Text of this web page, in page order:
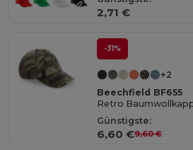
2,71 €
-31%
+2
Beechfield BF655
Retro
Günstigste:
6,60 €9,60 €